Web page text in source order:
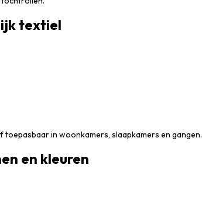
textiel
in woonkamers, slaapkamers en gangen.
en kleuren